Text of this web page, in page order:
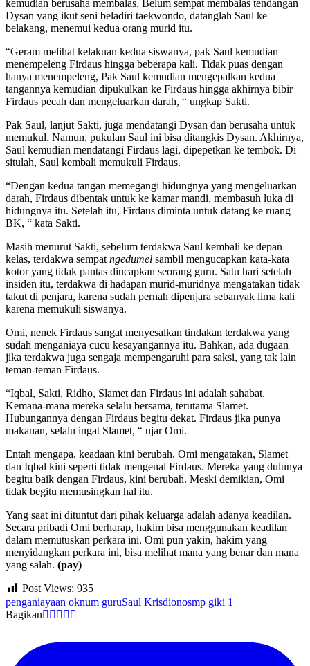
kemudian berusaha membalas. Belum sempat membalas tendangan
Dysan yang ikut seni beladiri taekwondo, datanglah Saul ke
belakang, menemui kedua orang murid itu.
“Geram melihat kelakuan kedua siswanya, pak Saul kemudian
menempeleng Firdaus hingga beberapa kali. Tidak puas dengan
hanya menempeleng, Pak Saul kemudian mengepalkan kedua
tangannya kemudian dipukulkan ke Firdaus hingga akhirnya bibir
Firdaus pecah dan mengeluarkan darah, “ ungkap Sakti.
Pak Saul, lanjut Sakti, juga mendatangi Dysan dan berusaha untuk
memukul. Namun, pukulan Saul ini bisa ditangkis Dysan. Akhirnya,
Saul kemudian mendatangi Firdaus lagi, dipepetkan ke tembok. Di
situlah, Saul kembali memukuli Firdaus.
“Dengan kedua tangan memegangi hidungnya yang mengeluarkan
darah, Firdaus dibentak untuk ke kamar mandi, membasuh luka di
hidungnya itu. Setelah itu, Firdaus diminta untuk datang ke ruang
BK, “ kata Sakti.
Masih menurut Sakti, sebelum terdakwa Saul kembali ke depan
kelas, terdakwa sempat ngedumel sambil mengucapkan kata-kata
kotor yang tidak pantas diucapkan seorang guru. Satu hari setelah
insiden itu, terdakwa di hadapan murid-muridnya mengatakan tidak
takut di penjara, karena sudah pernah dipenjara sebanyak lima kali
karena memukuli siswanya.
Omi, nenek Firdaus sangat menyesalkan tindakan terdakwa yang
sudah menganiaya cucu kesayangannya itu. Bahkan, ada dugaan
jika terdakwa juga sengaja mempengaruhi para saksi, yang tak lain
teman-teman Firdaus.
“Iqbal, Sakti, Ridho, Slamet dan Firdaus ini adalah sahabat.
Kemana-mana mereka selalu bersama, terutama Slamet.
Hubungannya dengan Firdaus begitu dekat. Firdaus jika punya
makanan, selalu ingat Slamet, “ ujar Omi.
Entah mengapa, keadaan kini berubah. Omi mengatakan, Slamet
dan Iqbal kini seperti tidak mengenal Firdaus. Mereka yang dulunya
begitu baik dengan Firdaus, kini berubah. Meski demikian, Omi
tidak begitu memusingkan hal itu.
Yang saat ini dituntut dari pihak keluarga adalah adanya keadilan.
Secara pribadi Omi berharap, hakim bisa menggunakan keadilan
dalam memutuskan perkara ini. Omi pun yakin, hakim yang
menyidangkan perkara ini, bisa melihat mana yang benar dan mana
yang salah. (pay)
Post Views: 935
penganiayaan oknum guruSaul Krisdionosmp giki 1
Bagikan